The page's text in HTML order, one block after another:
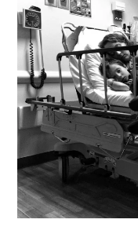
soy
«Mamá
con
culpa»